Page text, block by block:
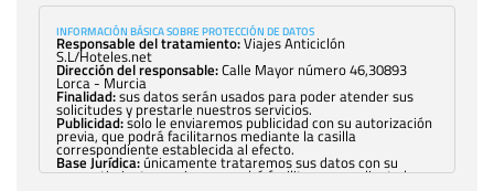
INFORMACIÓN BÁSICA SOBRE PROTECCIÓN DE DATOS
Responsable del tratamiento:Viajes Anticiclón
S.L/Hoteles.net
Dirección del responsable:Calle Mayor número 46,30893
Lorca - Murcia
Finalidad:sus datos serán usados para poder atender sus
solicitudes y prestarle nuestros servicios.
Publicidad:solo le enviaremos publicidad con su autorización
previa, que podrá facilitarnos mediante la casilla
correspondiente establecida al efecto.
Base Jurídica:únicamente trataremos sus datos con su
consentimiento previo, que podrá facilitarnos mediante la